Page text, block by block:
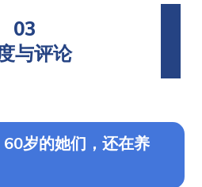
03
与评论
岁的她们，还在养